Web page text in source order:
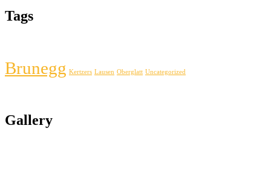
Tags
Brunegg Kertzers Lausen Oberglatt Uncategorized
Gallery